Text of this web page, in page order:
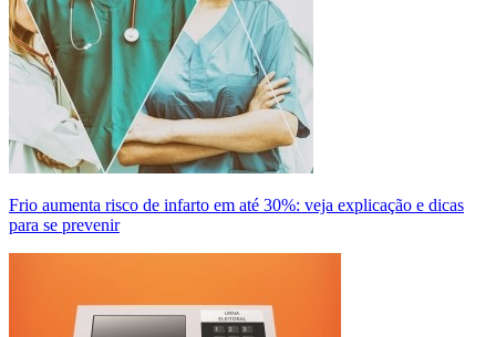
Frio aumenta risco de infarto em até 30%: veja explicação e dicas
para se prevenir